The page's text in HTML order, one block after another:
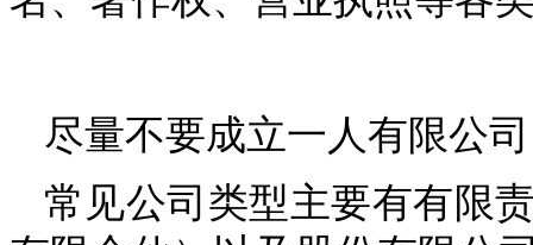
尽量不要成立一人有限公司
常见公司类型主要有有限